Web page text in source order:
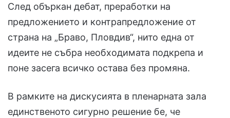
След объркан дебат, преработки на
предложението и контрапредложение от
страна на „Браво, Пловдив“, нито една от
идеите не събра необходимата подкрепа и
поне засега всичко остава без промяна.
В рамките на дискусията в пленарната зала
единственото сигурно решение бе, че